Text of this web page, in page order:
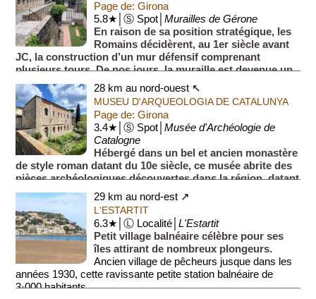
Page de: Girona
5.8★│Ⓢ Spot│Murailles de Gérone
En raison de sa position stratégique, les
Romains décidèrent, au 1er siècle avant
JC, la construction d’un mur défensif comprenant
plusieurs tours. De nos jours, la muraille est devenue un
endroit ...
28 km au nord-ouest ↖
MUSEU D'ARQUEOLOGIA DE CATALUNYA
Page de: Girona
3.4★│Ⓢ Spot│Musée d'Archéologie de
Catalogne
Hébergé dans un bel et ancien monastère
de style roman datant du 10e siècle, ce musée abrite des
pièces archéologiques découvertes dans la région, datant
de la période de la préhistoire jusqu'au mo...
29 km au nord-est ↗
L'ESTARTIT
6.3★│Ⓛ Localité│L'Estartit
Petit village balnéaire célèbre pour ses
îles attirant de nombreux plongeurs.
Ancien village de pêcheurs jusque dans les
années 1930, cette ravissante petite station balnéaire de
3·000 habitants...